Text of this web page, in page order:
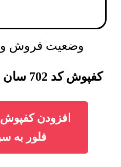
وضعیت فروش و
کفپوش کد 702 سان فلور موجود است.
فلور به